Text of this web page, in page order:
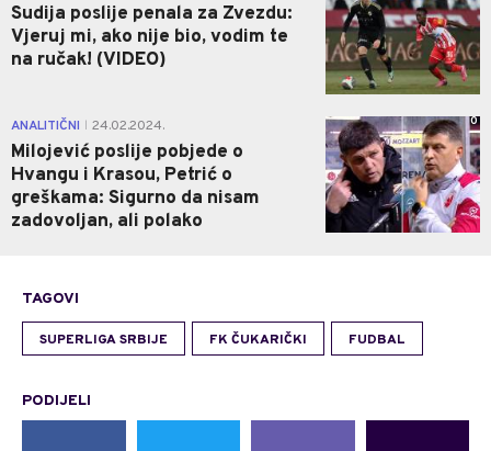
Sudija poslije penala za Zvezdu:
Vjeruj mi, ako nije bio, vodim te
na ručak! (VIDEO)
ANALITIČNI 24.02.2024.
Milojević poslije pobjede o
Hvangu i Krasou, Petrić o
greškama: Sigurno da nisam
zadovoljan, ali polako
0
TAGOVI
SUPERLIGA SRBIJE FK ČUKARIČKI FUDBAL
PODIJELI